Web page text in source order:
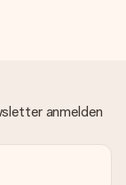
anmelden